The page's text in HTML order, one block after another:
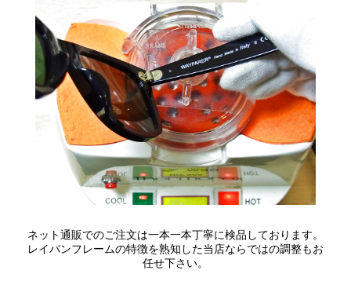
ネット通販でのご注文は一本一本丁寧に検品しております。
レイバンフレームの特徴を熟知した当店ならではの調整もお
任せ下さい。